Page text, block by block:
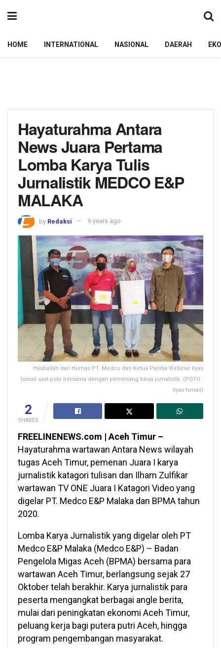
HOME INTERNATIONAL NASIONAL DAERAH
Hayaturahma Antara
News Juara Pertama
Lomba Karya Tulis
Jurnalistik MEDCO E&P
MALAKA
by Redaksi 6 years ago
Hasballah dari Humas PT. Medco dan Ketua Panitia Webinar Ilyas
Ismail saat poto bersama dengan pemenang karya jurnalistik. (POTO :
Ilyas Ismail)
2
SHARES
FREELINENEWS.com | Aceh Timur –
Hayaturahma wartawan Antara News wilayah
tugas Aceh Timur, pemenan Juara I karya
jurnalistik katagori tulisan dan Ilham Zulfikar
wartawan TV ONE Juara I Katagori Video yang
digelar PT. Medco E&P Malaka dan BPMA tahun
2020.
Lomba Karya Jurnalistik yang digelar oleh PT
Medco E&P Malaka (Medco E&P) – Badan
Pengelola Migas Aceh (BPMA) bersama para
wartawan Aceh Timur, berlangsung sejak 27
Oktober telah berakhir. Karya jurnalistik para
peserta mengangkat berbagai angle berita,
mulai dari peningkatan ekonomi Aceh Timur,
peluang kerja bagi putera putri Aceh, hingga
program pengembangan masyarakat.